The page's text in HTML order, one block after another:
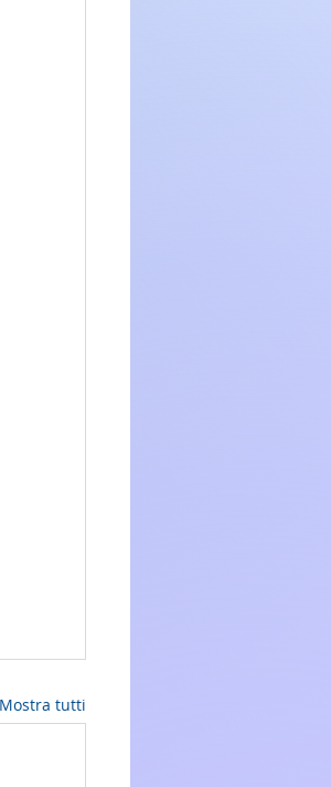
Mostra tutti